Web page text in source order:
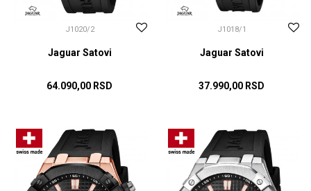
J1020/2
Jaguar Satovi
64.090,00 RSD
DODAJ U KORPU
J1018/1
Jaguar Satovi
37.990,00 RSD
DODAJ U KORPU